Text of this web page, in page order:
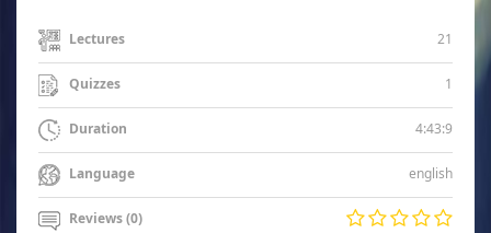
Lectures 21
Quizzes 1
Duration 4:43:9
Language english
Reviews (0)